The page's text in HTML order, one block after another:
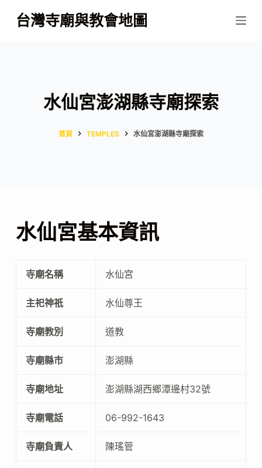
跳
至
台灣寺廟與教會地圖
水仙宮澎湖縣寺廟探索
首頁 TEMPLES 水仙宮澎湖縣寺廟探索
水仙宮基本資訊
寺廟名稱 水仙宮
主祀神祇 水仙尊王
寺廟教別 道教
寺廟縣市 澎湖縣
寺廟地址 澎湖縣湖西鄉潭邊村32號
寺廟電話 06-992-1643
寺廟負責人 陳瑤管